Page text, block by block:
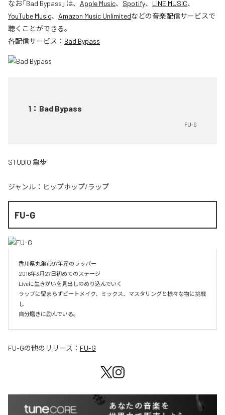
なお「Bad Bypass 」は、 Apple Music、 Spotify、 LINE MUSIC、
YouTube Music、 Amazon Music Unlimitedなどの音楽配信サービスで
聴くことができる。
各配信サービス： Bad Bypass
1 ： Bad Bypass
FU-G
STUDIO 亀歩
ジャンル： ヒップホップ/ラップ
FU-G
香川県丸亀市97年産のラッパー
2016年3月27日初めてのステージ
Liveに生きがいを見出しのめり込んでいく
ラップに留まらずビートメイク、ミックス、マスタリングと様々な物に挑戦
し
自分磨きに励んでいる。
FU-Gの他のリリース： FU-G